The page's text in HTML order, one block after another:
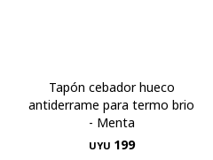
Tapón cebador hueco
antiderrame para termo brio
- Menta
UYU 199